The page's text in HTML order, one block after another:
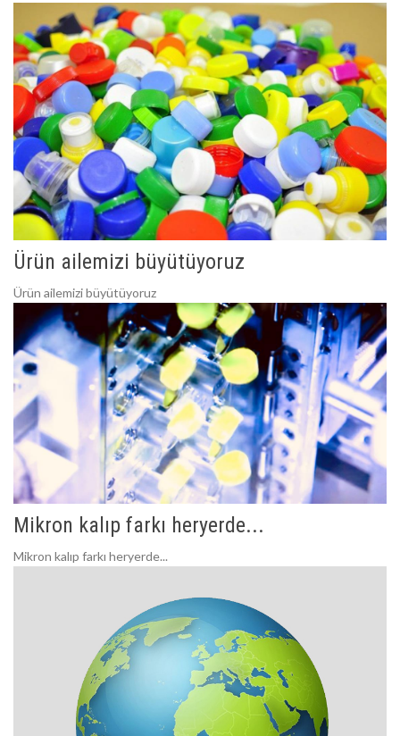
Ürün ailemizi büyütüyoruz
Ürün ailemizi büyütüyoruz
Mikron kalıp farkı heryerde...
Mikron kalıp farkı heryerde...